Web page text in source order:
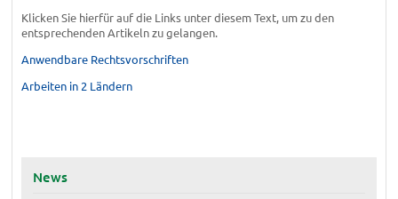
Klicken Sie hierfür auf die Links unter diesem Text, um zu den
entsprechenden Artikeln zu gelangen.
Anwendbare Rechtsvorschriften
Arbeiten in 2 Ländern
News